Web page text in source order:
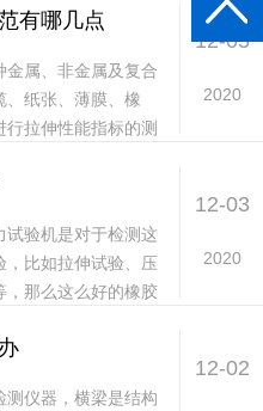
12-05
2020
有哪几点
属、非金属及复合
、纸张、薄膜、橡
拉伸性能指标的测
12-03
2020
试验机是对于检测这
比如拉伸试验、压
，那么这么好的橡胶
12-02
测仪器，横梁是结构